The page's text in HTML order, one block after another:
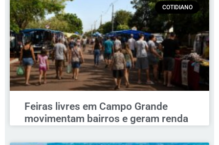
COTIDIANO
Feiras livres em Campo Grande
movimentam bairros e geram renda